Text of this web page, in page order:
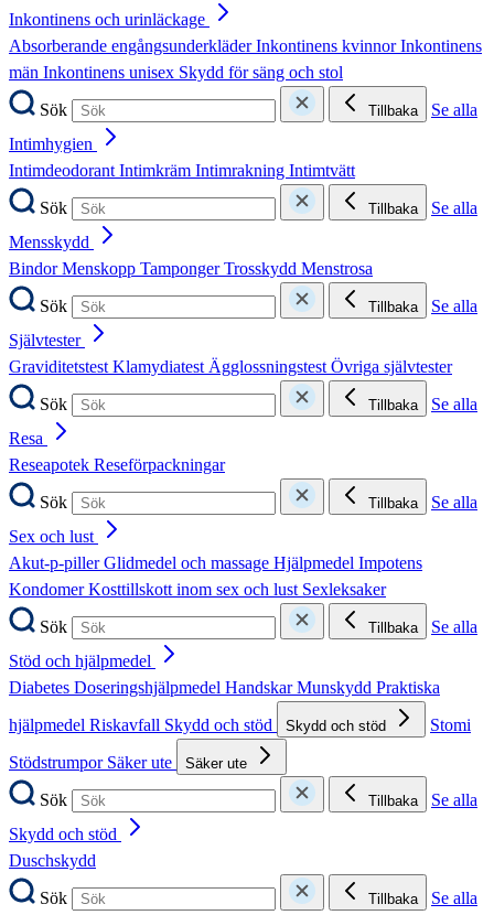
Inkontinens och urinläckage
Absorberande engångsunderkläderInkontinens kvinnorInkontinens
män Inkontinens unisex Skydd för säng och stol
Sök
Tillbaka
Se alla
Intimhygien
IntimdeodorantIntimkräm Intimrakning Intimtvätt
Sök
Tillbaka
Se alla
Mensskydd
BindorMenskopp TampongerTrosskydd Menstrosa
Sök
Tillbaka
Se alla
Självtester
GraviditetstestKlamydiatestÄgglossningstestÖvriga självtester
Sök
Tillbaka
Se alla
Resa
Reseapotek Reseförpackningar
Sök
Tillbaka
Se alla
Sex och lust
Akut-p-pillerGlidmedel och massage Hjälpmedel Impotens
KondomerKosttillskott inom sex och lust Sexleksaker
Sök
Tillbaka
Se alla
Stöd och hjälpmedel
Diabetes Doseringshjälpmedel HandskarMunskydd Praktiska
hjälpmedel Riskavfall Skydd och stöd Skydd och stöd
Stomi
Stödstrumpor Säker ute Säker ute
Sök Tillbaka
Se alla
Skydd och stöd
Duschskydd
Sök
Tillbaka
Se alla